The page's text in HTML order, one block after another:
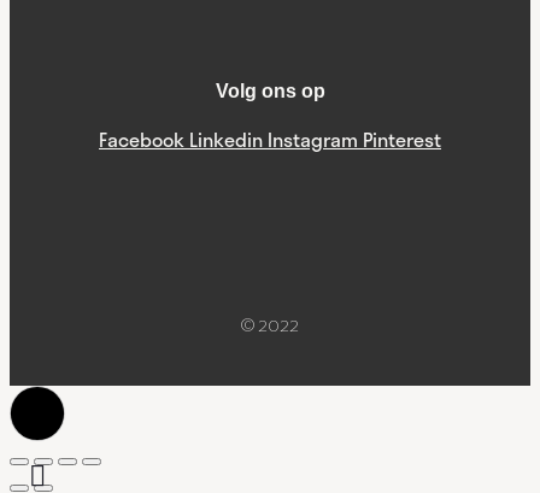
Volg ons op
Facebook Linkedin Instagram Pinterest
© 2022